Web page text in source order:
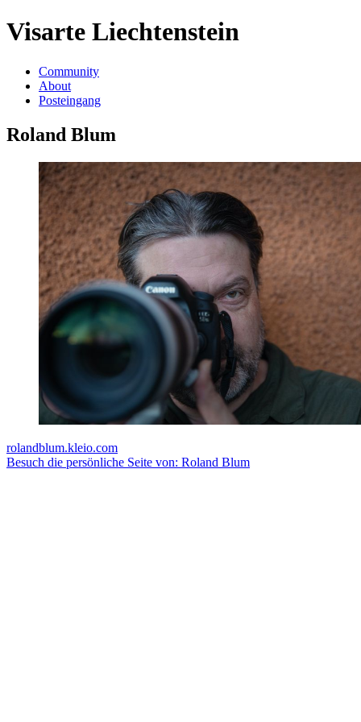
Visarte Liechtenstein
Community
About
Posteingang
Roland Blum
rolandblum.kleio.com
Besuch die persönliche Seite von: Roland Blum